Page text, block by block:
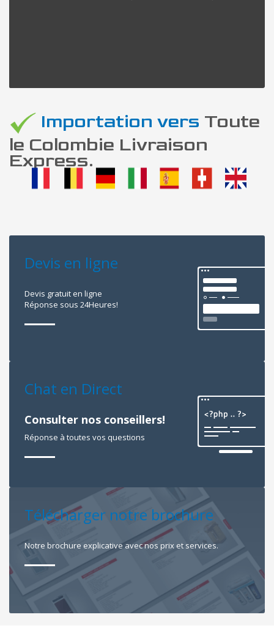
Importation vers Toute
le Colombie Livraison
Express.
Devis en ligne
Devis gratuit en ligne
Réponse sous 24Heures!
Chat en Direct
Consulter nos conseillers!
Réponse à toutes vos questions
Télécharger notre brochure
Notre brochure explicative avec nos prix et services.